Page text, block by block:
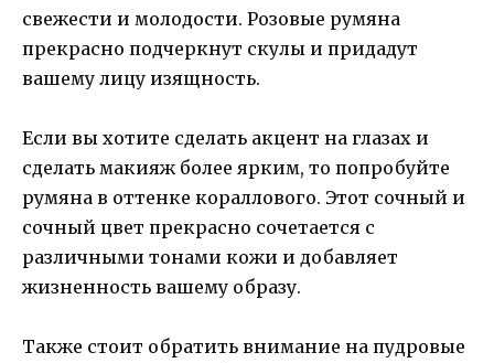
свежести и молодости. Розовые румяна
прекрасно подчеркнут скулы и придадут
вашему лицу изящность.
Если вы хотите сделать акцент на глазах и
сделать макияж более ярким, то попробуйте
румяна в оттенке кораллового. Этот сочный и
сочный цвет прекрасно сочетается с
различными тонами кожи и добавляет
жизненность вашему образу.
Также стоит обратить внимание на пудровые